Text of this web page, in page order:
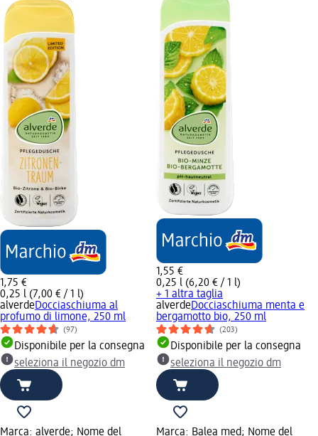
1,75 €
0,25 l (7,00 € / 1 l)
alverdeDocciaschiuma al
profumo di limone, 250 ml
(97)
Disponibile per la consegna
seleziona il negozio dm
1,55 €
0,25 l (6,20 € / 1 l)
+ 1 altra taglia
alverdeDocciaschiuma menta e
bergamotto bio, 250 ml
(203)
Disponibile per la consegna
seleziona il negozio dm
Marca: alverde; Nome del Marca: Balea med; Nome del